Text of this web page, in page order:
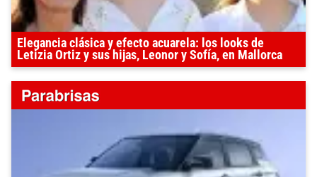
Elegancia clásica y efecto acuarela: los looks de
Letizia Ortiz y sus hijas, Leonor y Sofía, en Mallorca